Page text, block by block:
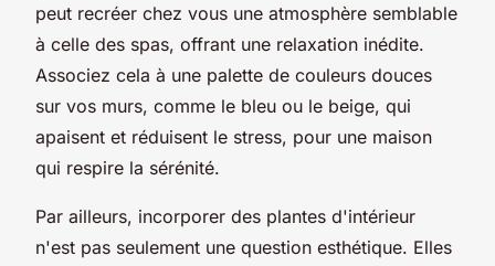
peut recréer chez vous une atmosphère semblable
à celle des spas, offrant une relaxation inédite.
Associez cela à une palette de couleurs douces
sur vos murs, comme le bleu ou le beige, qui
apaisent et réduisent le stress, pour une maison
qui respire la sérénité.
Par ailleurs, incorporer des plantes d'intérieur
n'est pas seulement une question esthétique. Elles